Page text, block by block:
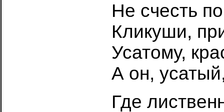
Не счесть
Кликуши,
Усатому,
А он,
Где